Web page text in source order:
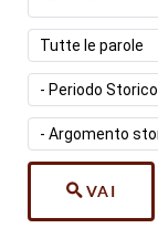
VAI